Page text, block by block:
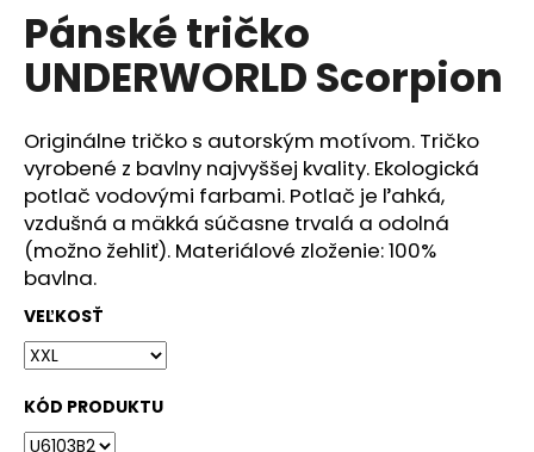
produktu
je
0,0
z
hviezdičiek.
Pánské tričko
UNDERWORLD Scorpion
Originálne tričko s autorským motívom. Tričko
vyrobené z bavlny najvyššej kvality. Ekologická
potlač vodovými farbami. Potlač je ľahká,
vzdušná a mäkká súčasne trvalá a odolná
(možno žehliť). Materiálové zloženie: 100%
bavlna.
VEĽKOSŤ
KÓD PRODUKTU
a
m
e
DÁMSKÉ
TRIČKO
UNDERWORLD
FOREST
€29